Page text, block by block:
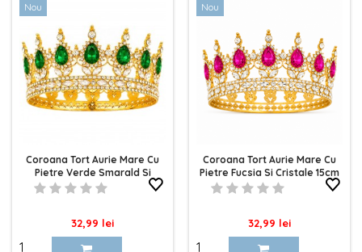
Nou
Coroana Tort Aurie Mare Cu
Pietre Verde Smarald Si
Cristale 15cm
Pret
32,99 lei
Nou
Coroana Tort Aurie Mare Cu
Pietre Fucsia Si Cristale 15cm
Pret
32,99 lei